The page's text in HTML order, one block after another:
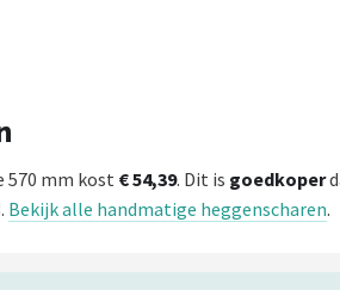
570 mm kost € 54,39. Dit is goedkoper
Bekijk alle handmatige heggenscharen.